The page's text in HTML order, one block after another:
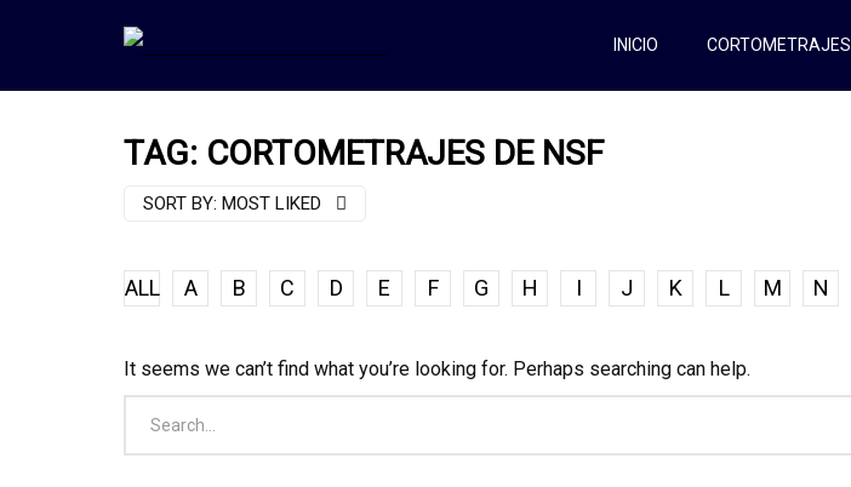
INICIO CORTOMETRAJES
TAG: CORTOMETRAJES DE NSF
SORT BY: MOST LIKED
ALL A B C D E F G H I J K L M N
It seems we can’t find what you’re looking for. Perhaps searching can help.